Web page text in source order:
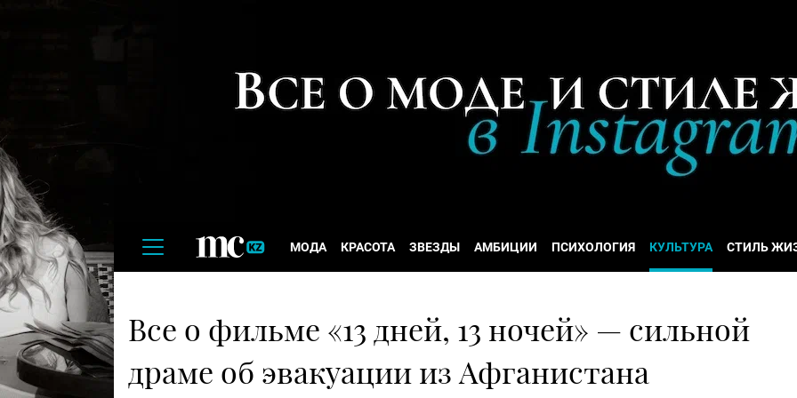
МОДА КРАСОТА ЗВЕЗДЫ АМБИЦИИ ПСИХОЛОГИЯ КУЛЬТУРА СТИЛЬ
Все о фильме «13 дней, 13 ночей» — сильной
драме об эвакуации из Афганистана